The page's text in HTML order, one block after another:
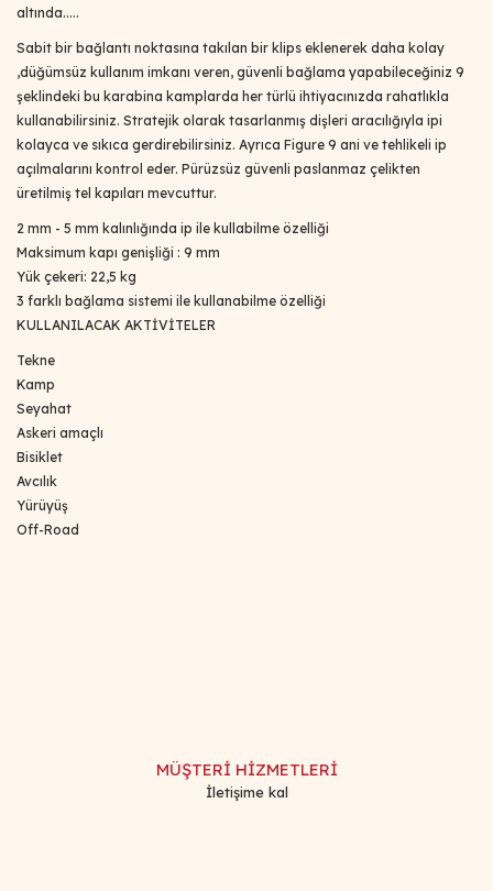
altında.....
Sabit bir bağlantı noktasına takılan bir klips eklenerek daha kolay
,düğümsüz kullanım imkanı veren, güvenli bağlama yapabileceğiniz 9
şeklindeki bu karabina kamplarda her türlü ihtiyacınızda rahatlıkla
kullanabilirsiniz. Stratejik olarak tasarlanmış dişleri aracılığıyla ipi
kolayca ve sıkıca gerdirebilirsiniz. Ayrıca Figure 9 ani ve tehlikeli ip
açılmalarını kontrol eder. Pürüzsüz güvenli paslanmaz çelikten
üretilmiş tel kapıları mevcuttur.
2 mm - 5 mm kalınlığında ip ile kullabilme özelliği
Maksimum kapı genişliği : 9 mm
Yük çekeri: 22,5 kg
3 farklı bağlama sistemi ile kullanabilme özelliği
KULLANILACAK AKTİVİTELER
Tekne
Kamp
Seyahat
Askeri amaçlı
Bisiklet
Avcılık
Yürüyüş
Off-Road
Ürün bilgilerinde hatalar bulunuyor.
MÜŞTERİ HİZMETLERİ
İletişime kal